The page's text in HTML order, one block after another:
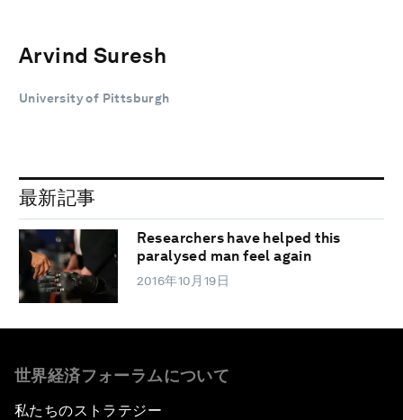
Arvind Suresh
University of Pittsburgh
最新記事
Researchers have helped this
paralysed man feel again
2016年10月19日
世界経済フォーラムについて
私たちのストラテジー